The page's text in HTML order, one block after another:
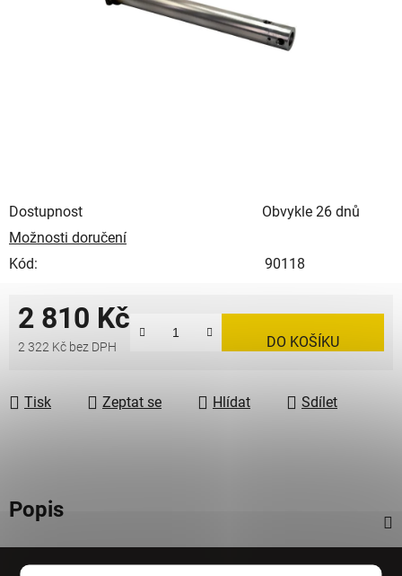
Dostupnost
Obvykle 26 dnů
Možnosti doručení
Kód:
90118
2 810 Kč
2 322 Kč bez DPH DO KOŠÍKU
Tisk Zeptat se Hlídat Sdílet
Popis